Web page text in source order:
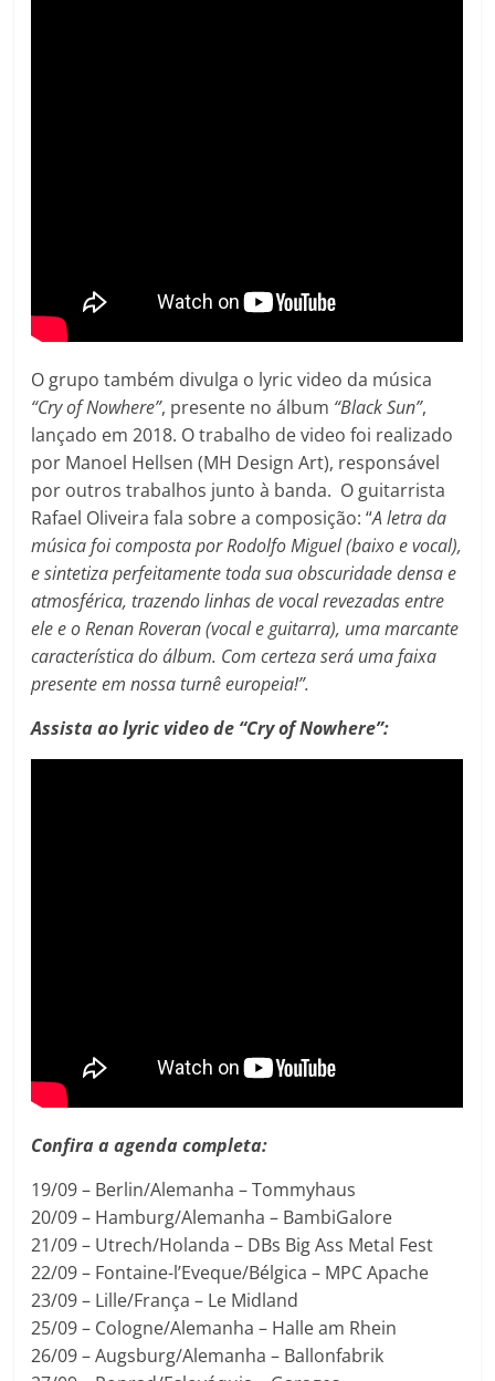
O grupo também divulga o lyric video da música
“Cry of Nowhere”, presente no álbum “Black Sun”,
lançado em 2018. O trabalho de video foi realizado
por Manoel Hellsen (MH Design Art), responsável
por outros trabalhos junto à banda. O guitarrista
Rafael Oliveira fala sobre a composição: “A letra da
música foi composta por Rodolfo Miguel (baixo e vocal),
e sintetiza perfeitamente toda sua obscuridade densa e
atmosférica, trazendo linhas de vocal revezadas entre
ele e o Renan Roveran (vocal e guitarra), uma marcante
característica do álbum. Com certeza será uma faixa
presente em nossa turnê europeia!”.
Assista ao lyric video de “Cry of Nowhere”:
Confira a agenda completa:
19/09 – Berlin/Alemanha – Tommyhaus
20/09 – Hamburg/Alemanha – BambiGalore
21/09 – Utrech/Holanda – DBs Big Ass Metal Fest
22/09 – Fontaine-l’Eveque/Bélgica – MPC Apache
23/09 – Lille/França – Le Midland
25/09 – Cologne/Alemanha – Halle am Rhein
26/09 – Augsburg/Alemanha – Ballonfabrik